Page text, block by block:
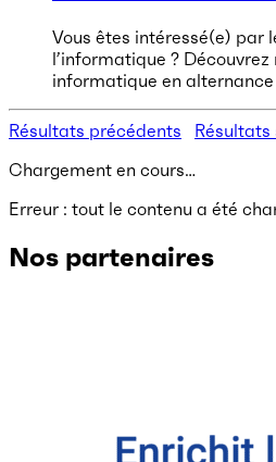
Vous êtes intéressé(e) par
l’informatique ?
informatique en alternance
Résultats précédents
Résultats
Chargement en cours…
Erreur : tout le contenu a été
Nos partenaires